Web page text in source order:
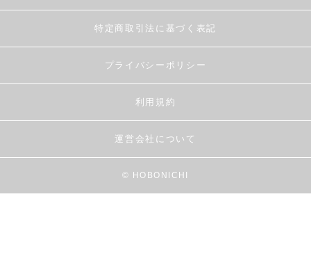
特定商取引法に基づく表記
プライバシーポリシー
利用規約
運営会社について
© HOBONICHI